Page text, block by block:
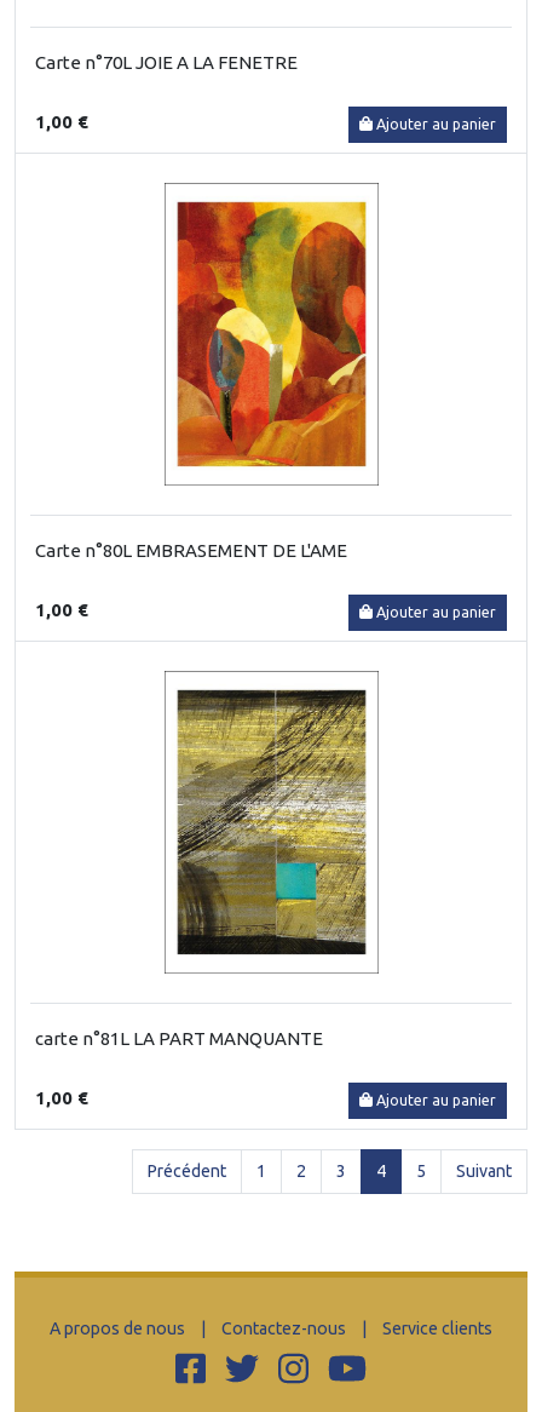
Carte n°70L JOIE A LA FENETRE
1,00 € Ajouter au panier
Carte n°80L EMBRASEMENT DE L'AME
1,00 € Ajouter au panier
carte n°81L LA PART MANQUANTE
1,00 € Ajouter au panier
Précédent 1 2 3 4(current)
5 Suivant
A propos de nous Contactez-nous Service clients